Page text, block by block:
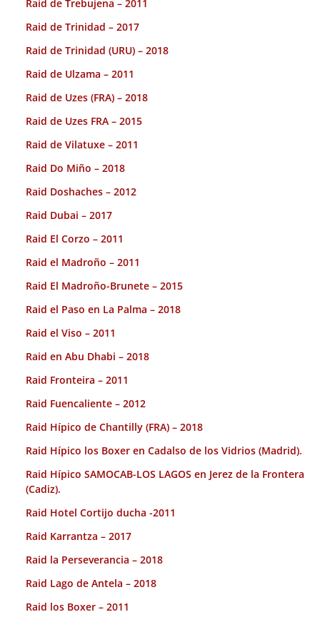
Raid de Trebujena – 2011
Raid de Trinidad – 2017
Raid de Trinidad (URU) – 2018
Raid de Ulzama – 2011
Raid de Uzes (FRA) – 2018
Raid de Uzes FRA – 2015
Raid de Vilatuxe – 2011
Raid Do Miño – 2018
Raid Doshaches – 2012
Raid Dubai – 2017
Raid El Corzo – 2011
Raid el Madroño – 2011
Raid El Madroño-Brunete – 2015
Raid el Paso en La Palma – 2018
Raid el Viso – 2011
Raid en Abu Dhabi – 2018
Raid Fronteira – 2011
Raid Fuencaliente – 2012
Raid Hípico de Chantilly (FRA) – 2018
Raid Hípico los Boxer en Cadalso de los Vidrios (Madrid).
Raid Hípico SAMOCAB-LOS LAGOS en Jerez de la Frontera
(Cadiz).
Raid Hotel Cortijo ducha -2011
Raid Karrantza – 2017
Raid la Perseverancia – 2018
Raid Lago de Antela – 2018
Raid los Boxer – 2011